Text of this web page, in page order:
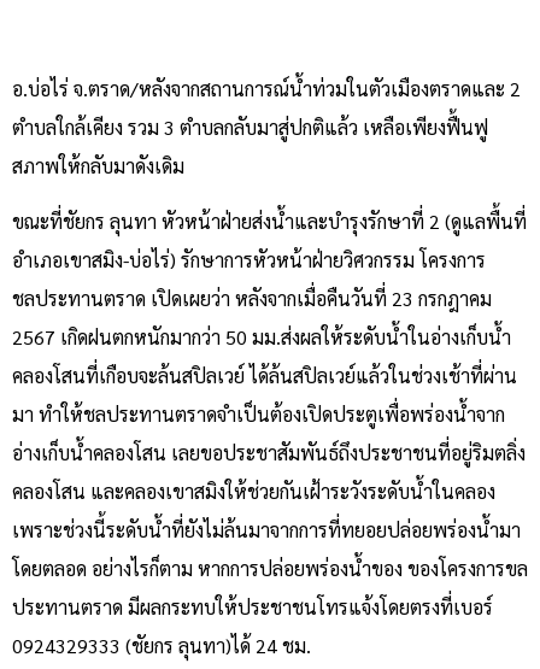
อ.บ่อไร่ จ.ตราด/หลังจากสถานการณ์น้ำท่วมในตัวเมืองตราดและ 2
ตำบลใกล้เคียง รวม 3 ตำบลกลับมาสู่ปกติแล้ว เหลือเพียงฟื้นฟู
สภาพให้กลับมาดังเดิม
ขณะที่ชัยกร ลุนทา หัวหน้าฝ่ายส่งน้ำและบำรุงรักษาที่ 2 (ดูแลพื้นที่
อำเภอเขาสมิง-บ่อไร่) รักษาการหัวหน้าฝ่ายวิศวกรรม โครงการ
ชลประทานตราด เปิดเผยว่า หลังจากเมื่อคืนวันที่ 23 กรกฎาคม
2567 เกิดฝนตกหนักมากว่า 50 มม.ส่งผลให้ระดับน้ำในอ่างเก็บน้ำ
คลองโสนที่เกือบจะล้นสปิลเวย์ ได้ล้นสปิลเวย์แล้วในช่วงเช้าที่ผ่าน
มา ทำให้ชลประทานตราดจำเป็นต้องเปิดประตูเพื่อพร่องน้ำจาก
อ่างเก็บน้ำคลองโสน เลยขอประชาสัมพันธ์ถึงประชาชนที่อยู่ริมตลิ่ง
คลองโสน และคลองเขาสมิงให้ช่วยกันเฝ้าระวังระดับน้ำในคลอง
เพราะช่วงนี้ระดับน้ำที่ยังไม่ล้นมาจากการที่ทยอยปล่อยพร่องน้ำมา
โดยตลอด อย่างไรก็ตาม หากการปล่อยพร่องน้ำของ ของโครงการขล
ประทานตราด มีผลกระทบให้ประชาชนโทรแจ้งโดยตรงที่เบอร์
0924329333 (ชัยกร ลุนทา)ได้ 24 ชม.